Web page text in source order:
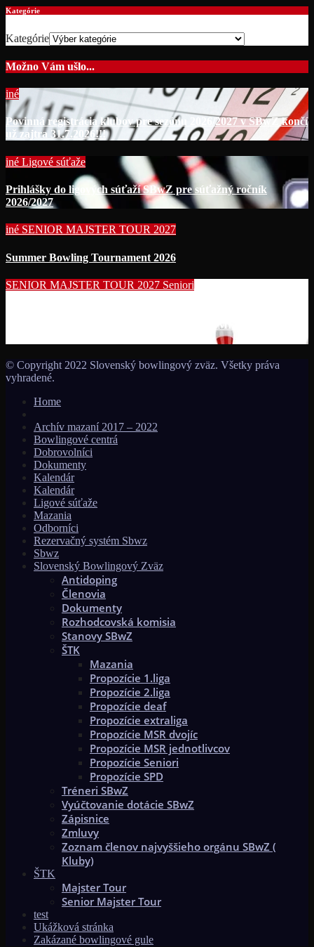
Kategórie
Kategórie
Možno Vám ušlo...
iné
Povinná registrácia klubov pre sezónu 2026/2027 v SBwZ končí
už zajtra 31.7.2026!!!
iné Ligové súťaže
Prihlášky do ligových súťaží SBwZ pre súťažný ročník
2026/2027
iné SENIOR MAJSTER TOUR 2027
Summer Bowling Tournament 2026
SENIOR MAJSTER TOUR 2027 Seniori
MS seniorov 2027 v Thajsku turnajom SUMMER BOWLING
© Copyright 2022 Slovenský bowlingový zväz. Všetky práva
vyhradené.
Home
Archív mazaní 2017 – 2022
Bowlingové centrá
Dobrovolníci
Dokumenty
Kalendár
Kalendár
Ligové súťaže
Mazania
Odborníci
Rezervačný systém Sbwz
Sbwz
Slovenský Bowlingový Zväz
Antidoping
Členovia
Dokumenty
Rozhodcovská komisia
Stanovy SBwZ
ŠTK
Mazania
Propozície 1.liga
Propozície 2.liga
Propozície deaf
Propozície extraliga
Propozície MSR dvojíc
Propozície MSR jednotlivcov
Propozície Seniori
Propozície SPD
Tréneri SBwZ
Vyúčtovanie dotácie SBwZ
Zápisnice
Zmluvy
Zoznam členov najvyššieho orgánu SBwZ (
Kluby)
ŠTK
Majster Tour
Senior Majster Tour
test
Ukážková stránka
Zakázané bowlingové gule